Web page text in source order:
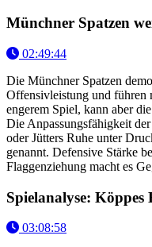
Münchner Spatzen
02:49:44
Die Münchner Spatzen
Offensivleistung und
engerem Spiel, kann aber
Die Anpassungsfähigkeit
oder Jütters Ruhe unter
genannt. Defensive Stärke
Flaggenziehung macht es
Spielanalyse:
03:08:58